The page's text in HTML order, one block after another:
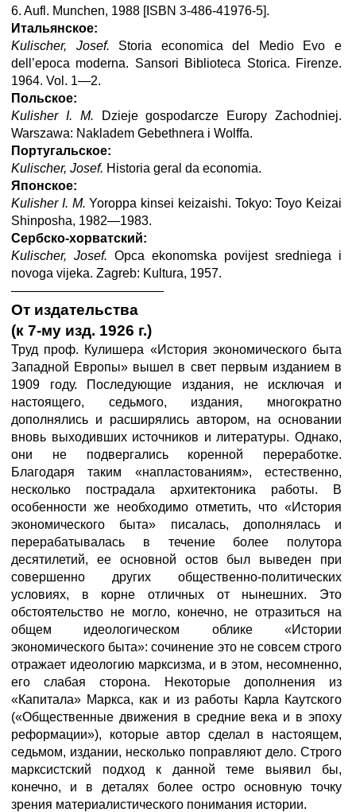
6. Aufl. Munchen, 1988 [ISBN 3-486-41976-5].
Итальянское:
Kulischer, Josef. Storia economica del Medio Evo e
dell’epoca moderna. Sansori Biblioteca Storica. Firenze.
1964. Vol. 1—2.
Польское:
Kulisher I. M.
Dzieje gospodarcze Europy Zachodniej.
Warszawa: Nakladem Gebethnera i Wolffa.
Португальское:
Kulischer, Josef. Historia geral da economia.
Японское:
Kulisher I. M.Yoroppa kinsei keizaishi. Tokyo: Toyo Keizai
Shinposha, 1982—1983.
Сербско-хорватский:
Kulischer, Josef. Opca ekonomska povijest sredniega i
novoga vijeka. Zagreb: Kultura, 1957.
————————————
От издательства
(к 7-му изд. 1926 г.)
Труд проф. Кулишера «История экономического быта
Западной Европы» вышел в свет первым изданием в
1909 году. Последующие издания, не исключая и
настоящего, седьмого, издания, многократно
дополнялись и расширялись автором, на основании
вновь выходивших источников и литературы. Однако,
они не подвергались коренной переработке.
Благодаря таким «напластованиям», естественно,
несколько пострадала архитектоника работы. В
особенности же необходимо отметить, что «История
экономического быта» писалась, дополнялась и
перерабатывалась в течение более полутора
десятилетий, ее основной остов был выведен при
совершенно других общественно-политических
условиях, в корне отличных от нынешних. Это
обстоятельство не могло, конечно, не отразиться на
общем идеологическом облике «Истории
экономического быта»: сочинение это не совсем строго
отражает идеологию марксизма, и в этом, несомненно,
его слабая сторона. Некоторые дополнения из
«Капитала» Маркса, как и из работы Карла Каутского
(«Общественные движения в средние века и в эпоху
реформации»), которые автор сделал в настоящем,
седьмом, издании, несколько поправляют дело. Строго
марксистский подход к данной теме выявил бы,
конечно, и в деталях более остро основную точку
зрения материалистического понимания истории.